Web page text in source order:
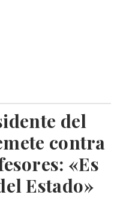
del
contra
«Es
Estado»